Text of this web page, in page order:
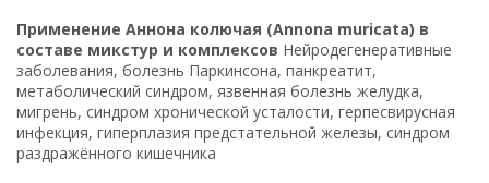
Применение Аннона колючая (Annona muricata) в
составе микстур и комплексов Нейродегенеративные
заболевания, болезнь Паркинсона, панкреатит,
метаболический синдром, язвенная болезнь желудка,
мигрень, синдром хронической усталости, герпесвирусная
инфекция, гиперплазия предстательной железы, синдром
раздражённого кишечника